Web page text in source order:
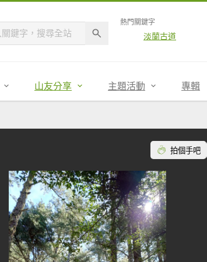
熱門關鍵字
淡蘭古道
山友分享 主題活動 專輯
拍個手吧